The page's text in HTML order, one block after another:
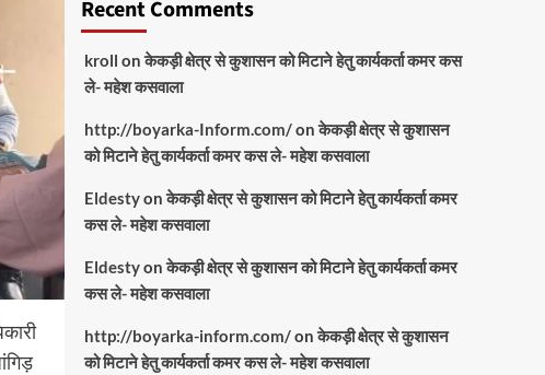
Recent Comments
kroll onकेकड़ी क्षेत्र से कुशासन को मिटाने हेतु कार्यकर्ता कमर कस
ले- महेश कसवाला
http://boyarka-Inform.com/onकेकड़ी क्षेत्र से कुशासन
को मिटाने हेतु कार्यकर्ता कमर कस ले- महेश कसवाला
Eldestyonकेकड़ी क्षेत्र से कुशासन को मिटाने हेतु कार्यकर्ता कमर
कस ले- महेश कसवाला
Eldestyonकेकड़ी क्षेत्र से कुशासन को मिटाने हेतु कार्यकर्ता कमर
कस ले- महेश कसवाला
http://boyarka-inform.com/onकेकड़ी क्षेत्र से कुशासन
को मिटाने हेतु कार्यकर्ता कमर कस ले- महेश कसवाला